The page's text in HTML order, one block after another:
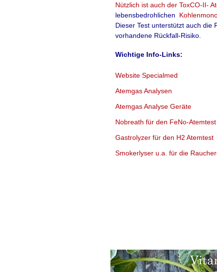
Überzeugendere
durch die
angesehenen
wurde. Die
durchlöcherten
Signalstärke um
Nützlich ist auch der ToxCO-II-
lebensbedrohlichen
Dieser Test unterstützt auch die
vorhandene Rückfall-Risiko.
Wichtige Info-Links:
Website Specialmed
Atemgas Analysen
Atemgas Analyse Geräte
Nobreath für den FeNo-Atemtest
Gastrolyzer für den H2 Atemtest
Smokerlyser u.a. für die